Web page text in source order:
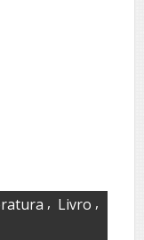
, Livro ,